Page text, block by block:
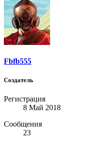
Fbfb555
Создатель
Регистрация
8 Май 2018
Сообщения
23